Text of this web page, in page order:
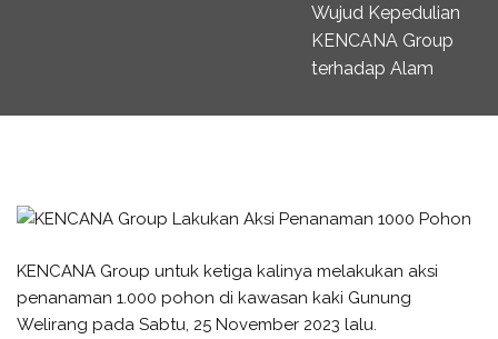
Wujud Kepedulian
KENCANA Group
terhadap Alam
KENCANA Group untuk ketiga kalinya melakukan aksi
penanaman 1.000 pohon di kawasan kaki Gunung
Welirang pada Sabtu, 25 November 2023 lalu.